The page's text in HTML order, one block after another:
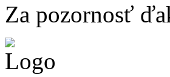
Za pozornosť